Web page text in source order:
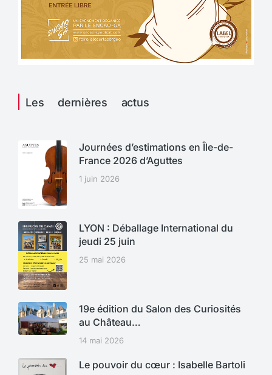
Les dernières actus
Journées d’estimations en Île-de-
France 2026 d’Aguttes
1 juin 2026
LYON : Déballage International du
jeudi 25 juin
25 mai 2026
19e édition du Salon des Curiosités
au Château…
14 mai 2026
Le pouvoir du cœur : Isabelle Bartoli